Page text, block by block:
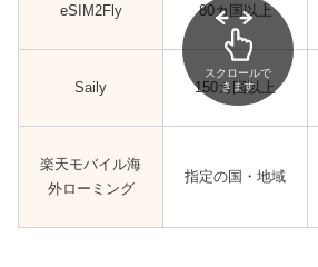
eSIM2Fly 80カ国以上
Saily 150カ国以上
楽天モバイル海
外ローミング
指定の国・地域
スクロールで
きます